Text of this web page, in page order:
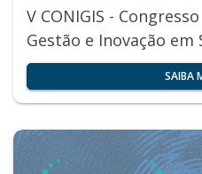
V CONIGIS -
Gestão e Inovação em
SAIBA